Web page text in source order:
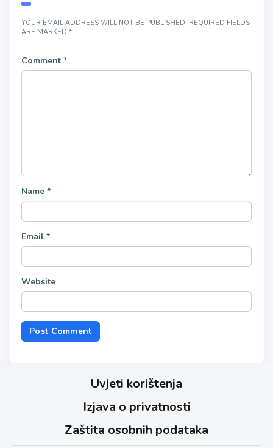
YOUR EMAIL ADDRESS WILL NOT BE PUBLISHED. REQUIRED FIELDS
ARE MARKED *
Comment *
Name *
Email *
Website
Uvjeti korištenja
Izjava o privatnosti
Zaštita osobnih podataka